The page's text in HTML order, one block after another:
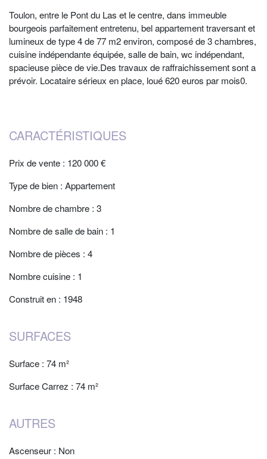
Toulon, entre le Pont du Las et le centre, dans immeuble
bourgeois parfaitement entretenu, bel appartement traversant et
lumineux de type 4 de 77 m2 environ, composé de 3 chambres,
cuisine indépendante équipée, salle de bain, wc indépendant,
spacieuse pièce de vie.Des travaux de raffraichissement sont a
prévoir. Locataire sérieux en place, loué 620 euros par mois0.
CARACTÉRISTIQUES
Prix de vente : 120 000 €
Type de bien : Appartement
Nombre de chambre : 3
Nombre de salle de bain : 1
Nombre de pièces : 4
Nombre cuisine : 1
Construit en : 1948
SURFACES
Surface : 74 m²
Surface Carrez : 74 m²
AUTRES
Ascenseur : Non